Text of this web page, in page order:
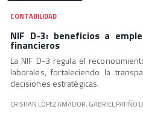
CONTABILIDAD
NIF D-3: beneficios a
financieros
La NIF D-3 regula el
laborales, fortaleciendo la
decisiones estratégicas.
CRISTIAN LÓPEZ AMADOR, GABRIEL PATIÑO